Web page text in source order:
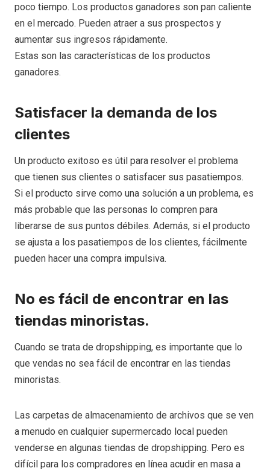
poco tiempo. Los productos ganadores son pan caliente
en el mercado. Pueden atraer a sus prospectos y
aumentar sus ingresos rápidamente.
Estas son las características de los productos
ganadores.
Satisfacer la demanda de los
clientes
Un producto exitoso es útil para resolver el problema
que tienen sus clientes o satisfacer sus pasatiempos.
Si el producto sirve como una solución a un problema, es
más probable que las personas lo compren para
liberarse de sus puntos débiles. Además, si el producto
se ajusta a los pasatiempos de los clientes, fácilmente
pueden hacer una compra impulsiva.
No es fácil de encontrar en las
tiendas minoristas.
Cuando se trata de dropshipping, es importante que lo
que vendas no sea fácil de encontrar en las tiendas
minoristas.
Las carpetas de almacenamiento de archivos que se ven
a menudo en cualquier supermercado local pueden
venderse en algunas tiendas de dropshipping. Pero es
difícil para los compradores en línea acudir en masa a